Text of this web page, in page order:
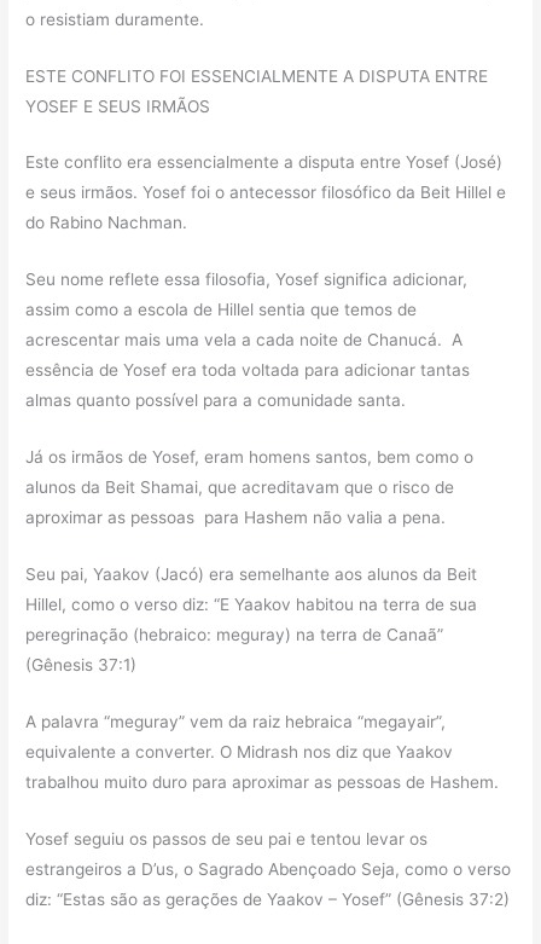
o resistiam duramente.
ESTE CONFLITO FOI ESSENCIALMENTE A DISPUTA ENTRE
YOSEF E SEUS IRMÃOS
Este conflito era essencialmente a disputa entre Yosef (José)
e seus irmãos. Yosef foi o antecessor filosófico da Beit Hillel e
do Rabino Nachman.
Seu nome reflete essa filosofia, Yosef significa adicionar,
assim como a escola de Hillel sentia que temos de
acrescentar mais uma vela a cada noite de Chanucá. A
essência de Yosef era toda voltada para adicionar tantas
almas quanto possível para a comunidade santa.
Já os irmãos de Yosef, eram homens santos, bem como o
alunos da Beit Shamai, que acreditavam que o risco de
aproximar as pessoas para Hashem não valia a pena.
Seu pai, Yaakov (Jacó) era semelhante aos alunos da Beit
Hillel, como o verso diz: “E Yaakov habitou na terra de sua
peregrinação (hebraico: meguray) na terra de Canaã”
(Gênesis 37:1)
A palavra “meguray” vem da raiz hebraica “megayair”,
equivalente a converter. O Midrash nos diz que Yaakov
trabalhou muito duro para aproximar as pessoas de Hashem.
Yosef seguiu os passos de seu pai e tentou levar os
estrangeiros a D’us, o Sagrado Abençoado Seja, como o verso
diz: “Estas são as gerações de Yaakov – Yosef” (Gênesis 37:2)